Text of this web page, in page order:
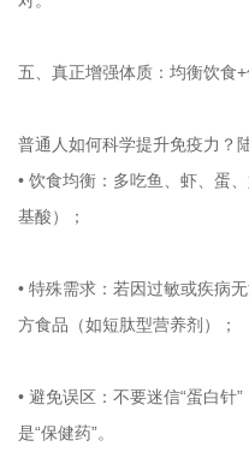
五、真正增强体质：均衡饮食
普通人如何科学提升免疫力？
• 饮食均衡：多吃鱼、虾、蛋
基酸）；
• 特殊需求：若因过敏或疾病
方食品（如短肽型营养剂）；
• 避免误区：不要迷信“蛋白针
是“保健药”。